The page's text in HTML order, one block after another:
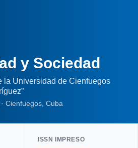
y Sociedad
la Universidad de Cienfuegos
Cienfuegos, Cuba
ISSN IMPRESO